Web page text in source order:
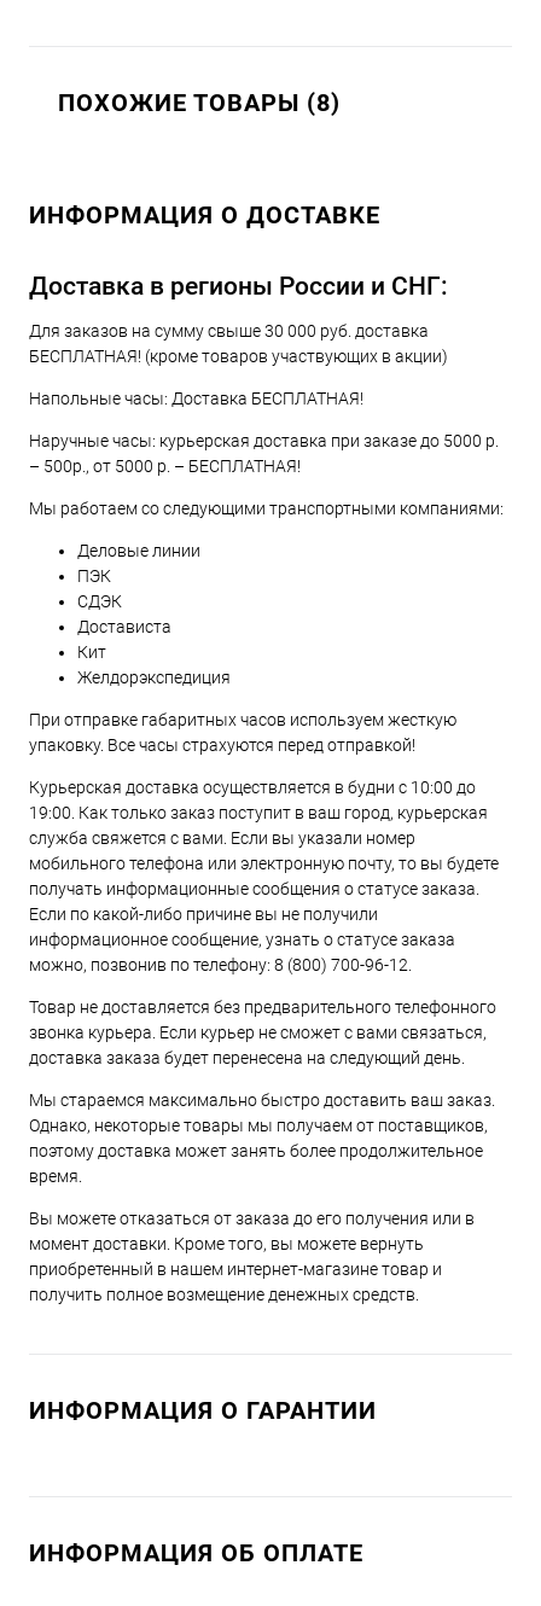
ПОХОЖИЕ ТОВАРЫ (8)
ИНФОРМАЦИЯ О ДОСТАВКЕ
Доставка в регионы России и СНГ:
Для заказов на сумму свыше 30 000 руб. доставка
БЕСПЛАТНАЯ! (кроме товаров участвующих в акции)
Напольные часы: Доставка БЕСПЛАТНАЯ!
Наручные часы: курьерская доставка при заказе до 5000 р.
– 500р., от 5000 р. – БЕСПЛАТНАЯ!
Мы работаем со следующими транспортными компаниями:
Деловые линии
ПЭК
СДЭК
Достависта
Кит
Желдорэкспедиция
При отправке габаритных часов используем жесткую
упаковку. Все часы страхуются перед отправкой!
Курьерская доставка осуществляется в будни с 10:00 до
19:00. Как только заказ поступит в ваш город, курьерская
служба свяжется с вами. Если вы указали номер
мобильного телефона или электронную почту, то вы будете
получать информационные сообщения о статусе заказа.
Если по какой-либо причине вы не получили
информационное сообщение, узнать о статусе заказа
можно, позвонив по телефону: 8 (800) 700-96-12.
Товар не доставляется без предварительного телефонного
звонка курьера. Если курьер не сможет с вами связаться,
доставка заказа будет перенесена на следующий день.
Мы стараемся максимально быстро доставить ваш заказ.
Однако, некоторые товары мы получаем от поставщиков,
поэтому доставка может занять более продолжительное
время.
Вы можете отказаться от заказа до его получения или в
момент доставки. Кроме того, вы можете вернуть
приобретенный в нашем интернет-магазине товар и
получить полное возмещение денежных средств.
ИНФОРМАЦИЯ О ГАРАНТИИ
ИНФОРМАЦИЯ ОБ ОПЛАТЕ